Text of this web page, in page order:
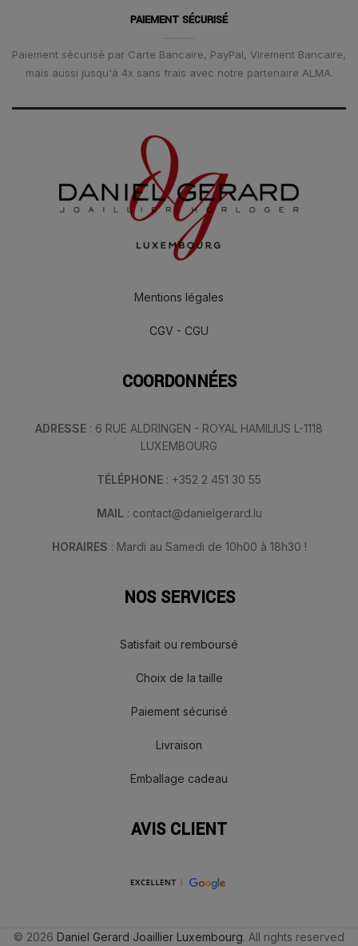
PAIEMENT SÉCURISÉ
Paiement sécurisé par Carte Bancaire, PayPal, Virement Bancaire,
mais aussi jusqu'à 4x sans frais avec notre partenaire ALMA.
Mentions légales
CGV - CGU
COORDONNÉES
ADRESSE : 6 RUE ALDRINGEN - ROYAL HAMILIUS L-1118
LUXEMBOURG
TÉLÉPHONE : +352 2 451 30 55
MAIL : contact@danielgerard.lu
HORAIRES : Mardi au Samedi de 10h00 à 18h30 !
NOS SERVICES
Satisfait ou remboursé
Choix de la taille
Paiement sécurisé
Livraison
Emballage cadeau
AVIS CLIENT
© 2026 Daniel Gerard Joaillier Luxembourg. All rights reserved